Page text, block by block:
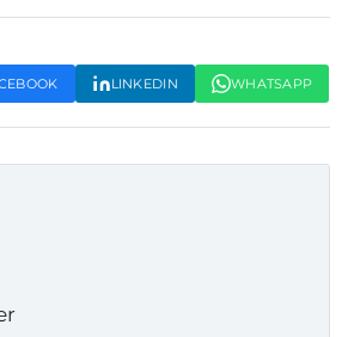
LINKEDIN WHATSAPP